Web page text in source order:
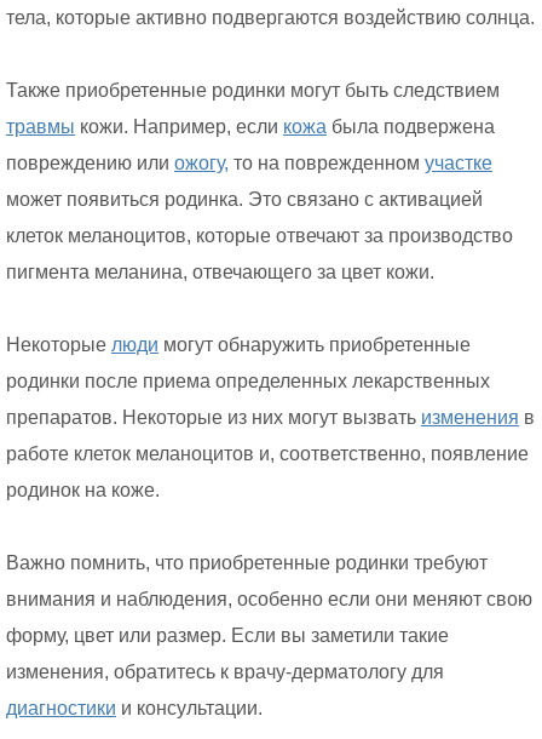
тела, которые активно подвергаются воздействию солнца.
Также приобретенные родинки могут быть следствием
травмы кожи. Например, если кожа была подвержена
повреждению или ожогу, то на поврежденном участке
может появиться родинка. Это связано с активацией
клеток меланоцитов, которые отвечают за производство
пигмента меланина, отвечающего за цвет кожи.
Некоторые люди могут обнаружить приобретенные
родинки после приема определенных лекарственных
препаратов. Некоторые из них могут вызвать изменения в
работе клеток меланоцитов и, соответственно, появление
родинок на коже.
Важно помнить, что приобретенные родинки требуют
внимания и наблюдения, особенно если они меняют свою
форму, цвет или размер. Если вы заметили такие
изменения, обратитесь к врачу-дерматологу для
диагностики и консультации.